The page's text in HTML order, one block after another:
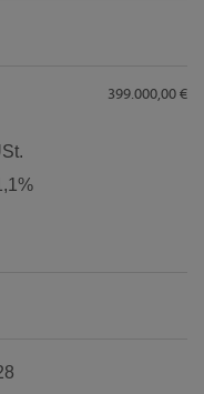
399.000,00 €